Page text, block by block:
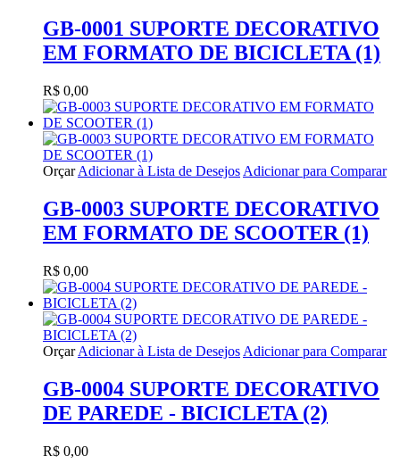
GB-0001 SUPORTE DECORATIVO
EM FORMATO DE BICICLETA (1)
R$ 0,00
Orçar Adicionar à Lista de Desejos Adicionar para Comparar
GB-0003 SUPORTE DECORATIVO
EM FORMATO DE SCOOTER (1)
R$ 0,00
Orçar Adicionar à Lista de Desejos Adicionar para Comparar
GB-0004 SUPORTE DECORATIVO
DE PAREDE - BICICLETA (2)
R$ 0,00